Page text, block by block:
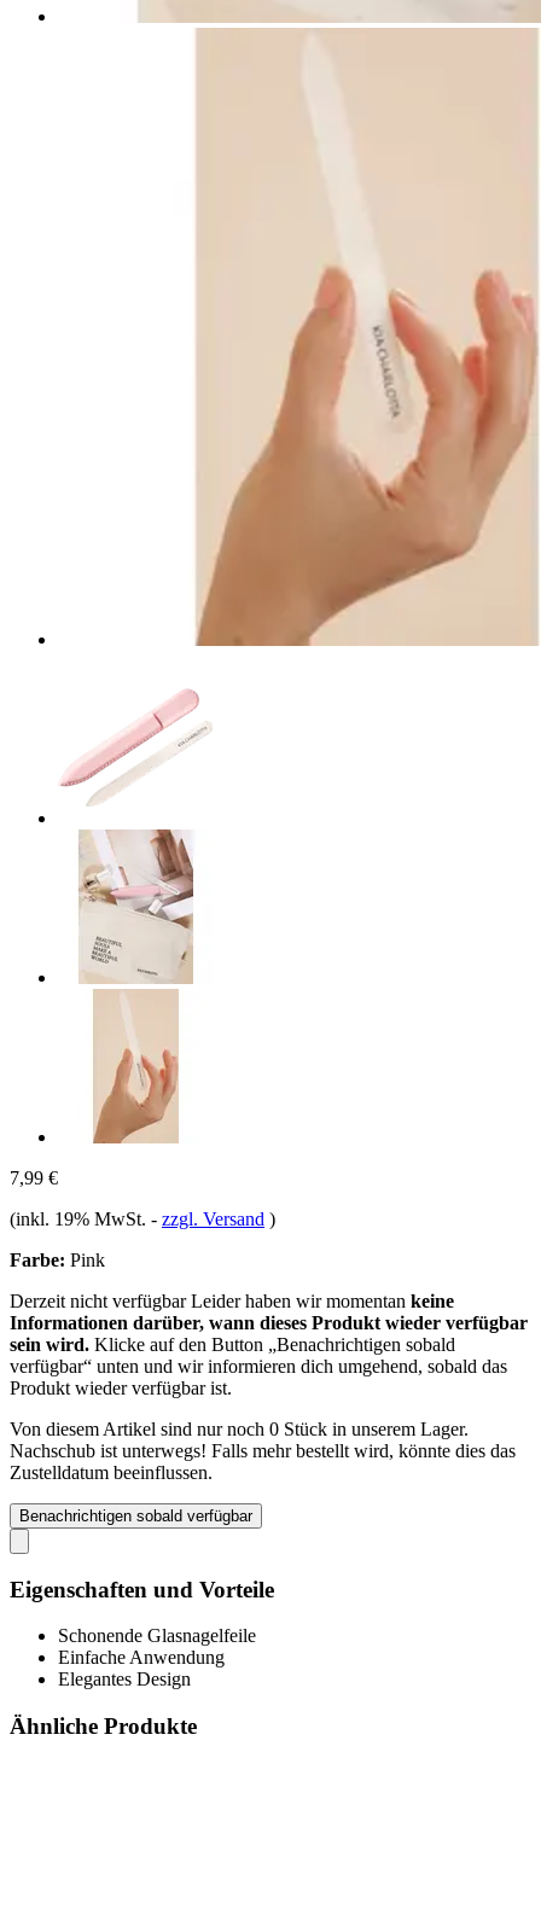
7,99 €
(inkl. 19% MwSt. - zzgl. Versand )
Farbe: Pink
Derzeit nicht verfügbarLeider haben wir momentan keine
Informationen darüber, wann dieses Produkt wieder verfügbar
sein wird. Klicke auf den Button „Benachrichtigen sobald
verfügbar“ unten und wir informieren dich umgehend, sobald das
Produkt wieder verfügbar ist.
Von diesem Artikel sind nur noch 0 Stück in unserem Lager.
Nachschub ist unterwegs! Falls mehr bestellt wird, könnte dies das
Zustelldatum beeinflussen.
Benachrichtigen sobald verfügbar
Eigenschaften und Vorteile
Schonende Glasnagelfeile
Einfache Anwendung
Elegantes Design
Ähnliche Produkte